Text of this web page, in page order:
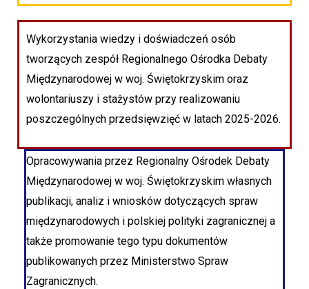
Wykorzystania wiedzy i doświadczeń osób
tworzących zespół Regionalnego Ośrodka Debaty
Międzynarodowej w woj. Świętokrzyskim oraz
wolontariuszy i stażystów przy realizowaniu
poszczególnych przedsięwzięć w latach 2025-2026.
Opracowywania przez Regionalny Ośrodek Debaty
Międzynarodowej w woj. Świętokrzyskim własnych
publikacji, analiz i wniosków dotyczących spraw
międzynarodowych i polskiej polityki zagranicznej a
także promowanie tego typu dokumentów
publikowanych przez Ministerstwo Spraw
Zagranicznych.